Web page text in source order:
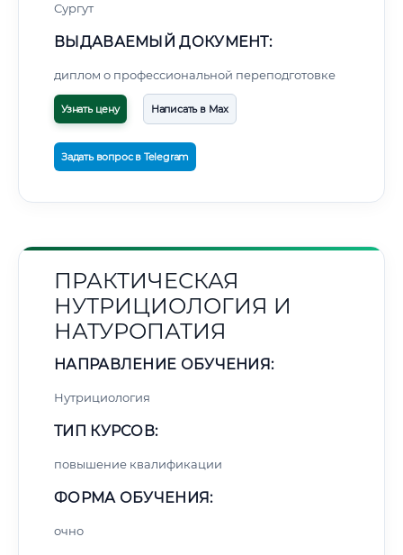
Сургут
ВЫДАВАЕМЫЙ ДОКУМЕНТ:
диплом о профессиональной переподготовке
Узнать цену Написать в Max
Задать вопрос в Telegram
ПРАКТИЧЕСКАЯ
НУТРИЦИОЛОГИЯ И
НАТУРОПАТИЯ
НАПРАВЛЕНИЕ ОБУЧЕНИЯ:
Нутрициология
ТИП КУРСОВ:
повышение квалификации
ФОРМА ОБУЧЕНИЯ:
очно